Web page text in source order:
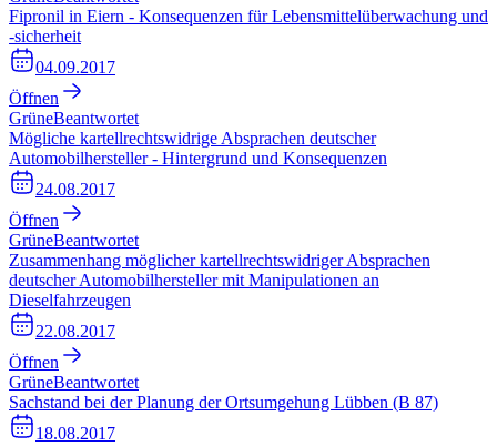
Fipronil in Eiern - Konsequenzen für Lebensmittelüberwachung und
-sicherheit
04.09.2017
Öffnen
GrüneBeantwortet
Mögliche kartellrechtswidrige Absprachen deutscher
Automobilhersteller - Hintergrund und Konsequenzen
24.08.2017
Öffnen
GrüneBeantwortet
Zusammenhang möglicher kartellrechtswidriger Absprachen
deutscher Automobilhersteller mit Manipulationen an
Dieselfahrzeugen
22.08.2017
Öffnen
GrüneBeantwortet
Sachstand bei der Planung der Ortsumgehung Lübben (B 87)
18.08.2017